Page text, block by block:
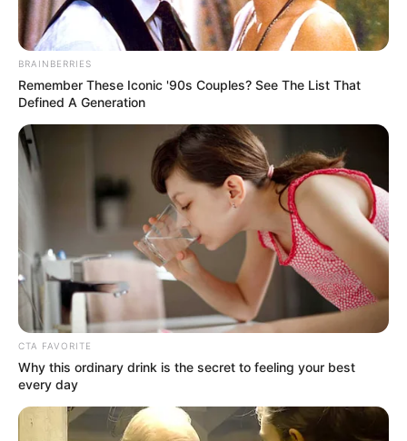
BRAINBERRIES
Remember These Iconic '90s Couples? See The List That
Defined A Generation
CTA FAVORITE
Why this ordinary drink is the secret to feeling your best
every day